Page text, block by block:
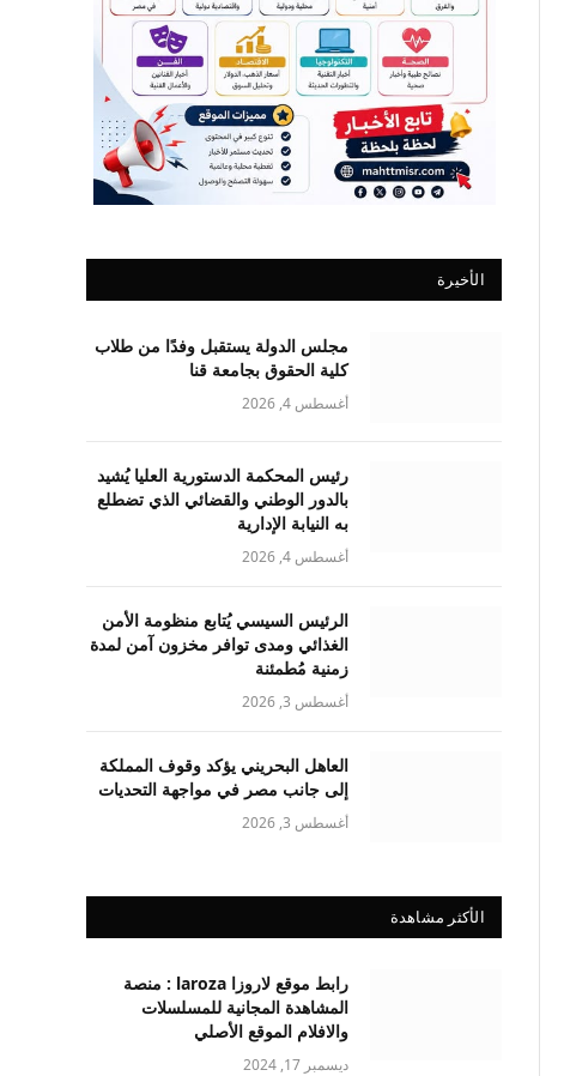
الأخيرة
مجلس الدولة يستقبل وفدًا من طلاب
كلية الحقوق بجامعة قنا
أغسطس 4, 2026
رئيس المحكمة الدستورية العليا يُشيد
بالدور الوطني والقضائي الذي تضطلع
به النيابة الإدارية
أغسطس 4, 2026
الرئيس السيسي يُتابع منظومة الأمن
الغذائي ومدى توافر مخزون آمن لمدة
زمنية مُطمئنة
أغسطس 3, 2026
العاهل البحريني يؤكد وقوف المملكة
إلى جانب مصر في مواجهة التحديات
أغسطس 3, 2026
الأكثر مشاهدة
رابط موقع لاروزا laroza : منصة
المشاهدة المجانية للمسلسلات
والافلام الموقع الأصلي
ديسمبر 17, 2024